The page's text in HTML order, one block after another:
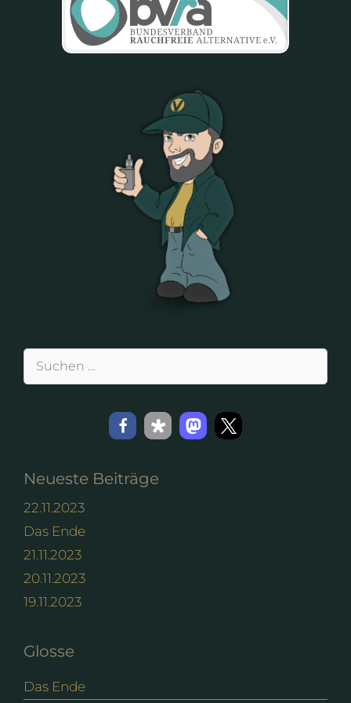
Suchen
Neueste Beiträge
22.11.2023
Das Ende
21.11.2023
20.11.2023
19.11.2023
Glosse
Das Ende